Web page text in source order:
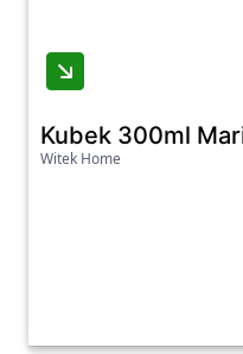
Kubek 300ml
Witek Home